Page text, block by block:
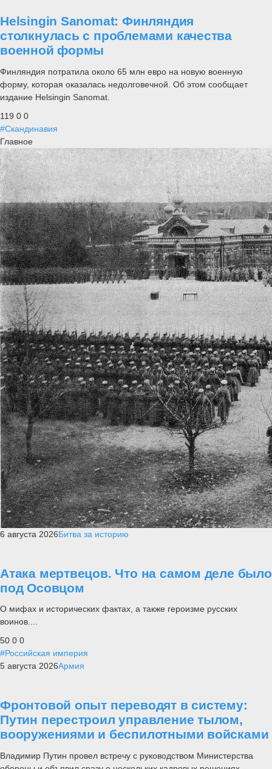
Helsingin Sanomat: Финляндия
столкнулась с проблемами качества
военной формы
Финляндия потратила около 65 млн евро на новую военную
форму, которая оказалась недолговечной. Об этом сообщает
издание Helsingin Sanomat.
119 0 0
#Скандинавия
Главное
6 августа 2026Битва за историю
Атака мертвецов. Что на самом деле было
под Осовцом
О мифах и исторических фактах, а также героизме русских
воинов....
50 0 0
#Российская империя
5 августа 2026Армия
Фронтовой опыт переводят в систему:
Путин перестроил управление тылом,
вооружениями и беспилотными войсками
Владимир Путин провел встречу с руководством Министерства